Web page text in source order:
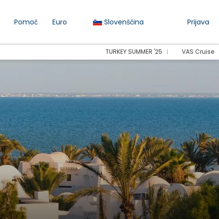
Pomoč Euro Slovenščina Prijava
TURKEY SUMMER '25 VAS Cruise